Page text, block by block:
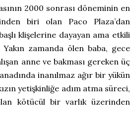
2000 sonrası döneminin en
biri olan Paco Plaza’dan
klişelerine dayayan ama etkili
zamanda ölen baba, gece
anne ve bakması gereken üç
inanılmaz ağır bir yükün
yetişkinliğe adım atma süreci,
kötücül bir varlık üzerinden